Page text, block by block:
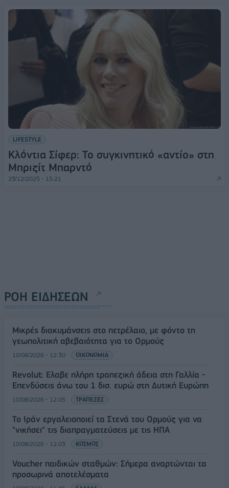
LIFESTYLE
Kλόντια Σίφερ: Το συγκινητικό «αντίο» στη
Μπριζίτ Μπαρντό
29/12/2025 - 15:21
ΡΟΗ ΕΙΔΗΣΕΩΝ
Μικρές διακυμάνσεις στο πετρέλαιο, με φόντο τη
γεωπολιτική αβεβαιότητα για το Ορμούζ
10/08/2026 - 12:30 ΟΙΚΟΝΟΜΙΑ
Revolut: Ελαβε πλήρη τραπεζική άδεια στη Γαλλία -
Επενδύσεις άνω του 1 δισ. ευρώ στη Δυτική Ευρώπη
10/08/2026 - 12:05 ΤΡΑΠΕΖΕΣ
Το Ιράν εργαλειοποιεί τα Στενά του Ορμούζ για να
"νικήσει" τις διαπραγματεύσεις με τις ΗΠΑ
10/08/2026 - 12:03 ΚΟΣΜΟΣ
Voucher παιδικών σταθμών: Σήμερα αναρτώνται τα
προσωρινά αποτελέσματα